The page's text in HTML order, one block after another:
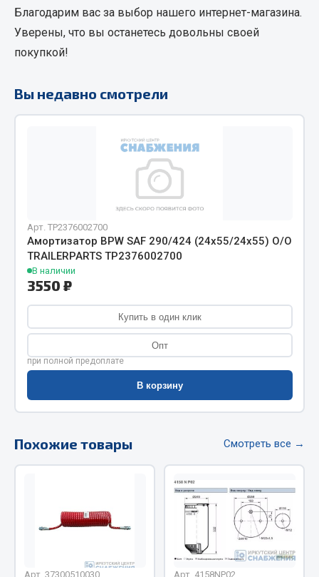
Пружины
Хомуты
Весь раздел
Соединительные элементы
Адаптеры и переходники
Трубки, муфты, гайки
Угольники
Фитинги
Штуцеры
Инструмент
Крепежный инструмент
Режущий инструмент
Столярный инструмент
Благодарим вас за выбор нашего интернет-магазина.
Уверены, что вы останетесь довольны своей
покупкой!
Вы недавно смотрели
Арт. TP2376002700
Амортизатор BPW SAF 290/424 (24х55/24х55) О/О
TRAILERPARTS TP2376002700
В наличии
3550 ₽
Купить в один клик
Опт
при полной предоплате
В корзину
Похожие товары Смотреть все →
Арт. 37300510030 Арт. 4158NP02